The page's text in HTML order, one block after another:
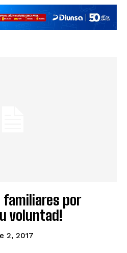
familiares por
voluntad!
2, 2017